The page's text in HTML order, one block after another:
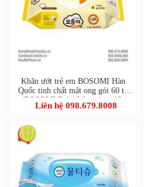
Khăn ướt trẻ em BOSOMI Hàn
Quốc tinh chất mật ong gói 60 tờ
(BOSOMI Baby Wet wipes 13-
nothing Ansim)
Liên hệ 098.679.8008